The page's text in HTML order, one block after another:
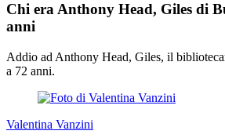
Chi era Anthony Head, Giles di
anni
Addio ad Anthony Head, Giles, il
a 72 anni.
Valentina Vanzini